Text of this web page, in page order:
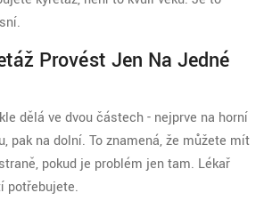
Provést Jen Na Jedné
dělá ve dvou částech - nejprve na horní
pak na dolní. To znamená, že můžete mít
pokud je problém jen tam. Lékař
potřebujete.